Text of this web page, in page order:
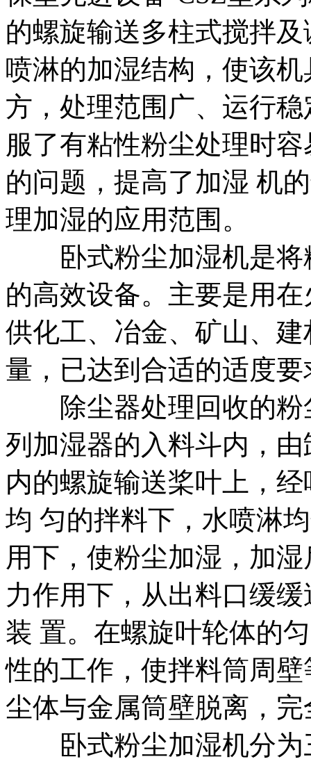
的螺旋输送多柱式搅拌
喷淋的加湿结构，使该
方，处理范围广、运行
服了有粘性粉尘处理时
的问题，提高了加湿 机
理加湿的应用范围。
卧式粉尘加湿机是将
的高效设备。主要是用
供化工、冶金、矿山、
量，已达到合适的适度要
除尘器处理回收的粉
列加湿器的入料斗内，
内的螺旋输送桨叶上，
均 匀的拌料下，水喷淋
用下，使粉尘加湿，加
力作用下，从出料口缓
装 置。在螺旋叶轮体的
性的工作，使拌料筒周
尘体与金属筒壁脱离，
卧式粉尘加湿机分为